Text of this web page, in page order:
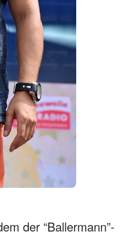
der “Ballermann”-